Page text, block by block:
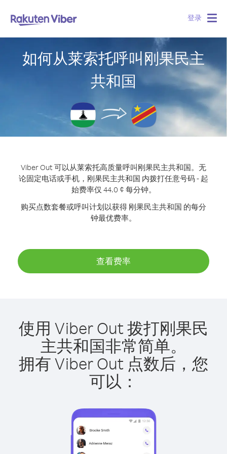
登录
如何从莱索托呼叫刚果民主
共和国
Viber Out 可以从莱索托高质量呼叫刚果民主共和国。 无
论固定电话或手机，刚果民主共和国 内拨打任意号码 - 起
始费率仅 44.0 ¢ 每分钟。
购买点数套餐或呼叫计划以获得 刚果民主共和国 的每分
钟最优费率。
查看费率
使用 Viber Out 拨打刚果民
主共和国非常简单。
拥有 Viber Out 点数后，您
可以：